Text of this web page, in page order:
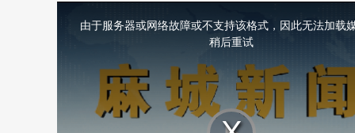
This
由于服务器或网络故障或不支持该格式，因此无法加载
稍后重试